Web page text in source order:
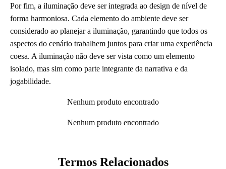
Por fim, a iluminação deve ser integrada ao design de nível de
forma harmoniosa. Cada elemento do ambiente deve ser
considerado ao planejar a iluminação, garantindo que todos os
aspectos do cenário trabalhem juntos para criar uma experiência
coesa. A iluminação não deve ser vista como um elemento
isolado, mas sim como parte integrante da narrativa e da
jogabilidade.
Nenhum produto encontrado
Nenhum produto encontrado
Termos Relacionados